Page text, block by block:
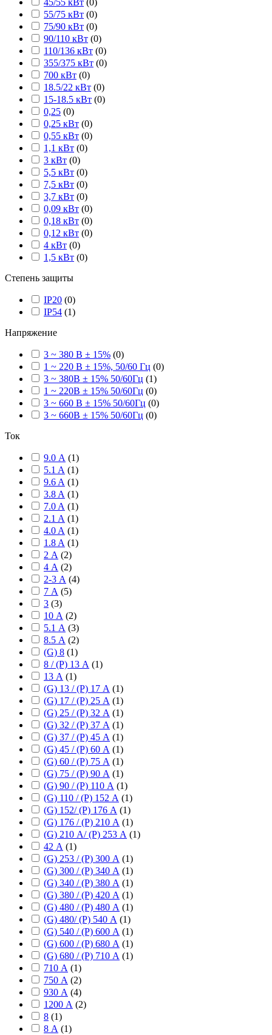
45/55 кВт (0)
55/75 кВт (0)
75/90 кВт (0)
90/110 кВт (0)
110/136 кВт (0)
355/375 кВт (0)
700 кВт (0)
18.5/22 кВт (0)
15-18.5 кВт (0)
0,25 (0)
0,25 кВт (0)
0,55 кВт (0)
1,1 кВт (0)
3 кВт (0)
5,5 кВт (0)
7,5 кВт (0)
3,7 кВт (0)
0,09 кВт (0)
0,18 кВт (0)
0,12 кВт (0)
4 кВт (0)
1,5 кВт (0)
Степень защиты
IP20 (0)
IP54 (1)
Напряжение
3 ~ 380 В ± 15% (0)
1 ~ 220 В ± 15%, 50/60 Гц (0)
3 ~ 380В ± 15% 50/60Гц (1)
1 ~ 220В ± 15% 50/60Гц (0)
3 ~ 660 В ± 15% 50/60Гц (0)
3 ~ 660В ± 15% 50/60Гц (0)
Ток
9.0 А (1)
5.1 A (1)
9.6 A (1)
3.8 A (1)
7.0 A (1)
2.1 A (1)
4.0 A (1)
1.8 A (1)
2 А (2)
4 А (2)
2-3 А (4)
7 А (5)
3 (3)
10 А (2)
5.1 А (3)
8.5 А (2)
(G) 8 (1)
8 / (P) 13 А (1)
13 А (1)
(G) 13 / (P) 17 А (1)
(G) 17 / (P) 25 А (1)
(G) 25 / (P) 32 А (1)
(G) 32 / (P) 37 А (1)
(G) 37 / (P) 45 А (1)
(G) 45 / (P) 60 А (1)
(G) 60 / (P) 75 А (1)
(G) 75 / (P) 90 А (1)
(G) 90 / (P) 110 А (1)
(G) 110 / (P) 152 А (1)
(G) 152/ (P) 176 А (1)
(G) 176 / (P) 210 А (1)
(G) 210 А/ (P) 253 А (1)
42 А (1)
(G) 253 / (P) 300 А (1)
(G) 300 / (P) 340 А (1)
(G) 340 / (P) 380 А (1)
(G) 380 / (P) 420 А (1)
(G) 480 / (P) 480 А (1)
(G) 480/ (P) 540 А (1)
(G) 540 / (P) 600 А (1)
(G) 600 / (P) 680 А (1)
(G) 680 / (P) 710 А (1)
710 А (1)
750 А (2)
930 А (4)
1200 А (2)
8 (1)
8 А (1)